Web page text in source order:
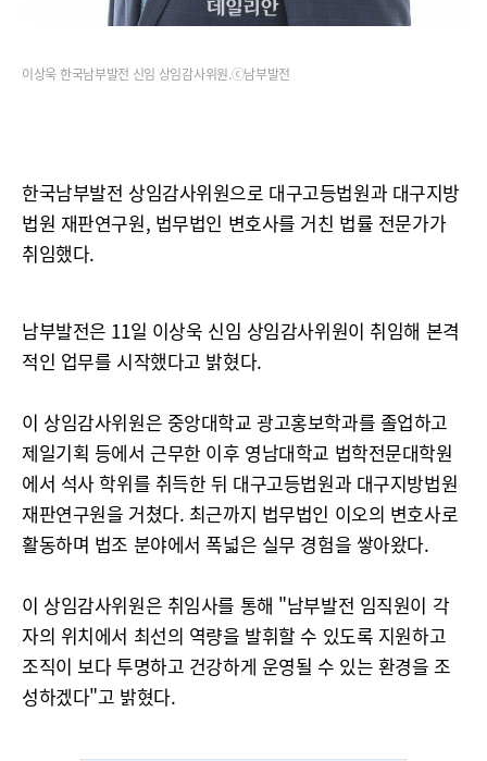
이상욱 한국남부발전 신임 상임감사위원.ⓒ남부발전
한국남부발전 상임감사위원으로 대구고등법원과 대구지방
법원 재판연구원, 법무법인 변호사를 거친 법률 전문가가
취임했다.
남부발전은 11일 이상욱 신임 상임감사위원이 취임해 본격
적인 업무를 시작했다고 밝혔다.
이 상임감사위원은 중앙대학교 광고홍보학과를 졸업하고
제일기획 등에서 근무한 이후 영남대학교 법학전문대학원
에서 석사 학위를 취득한 뒤 대구고등법원과 대구지방법원
재판연구원을 거쳤다. 최근까지 법무법인 이오의 변호사로
활동하며 법조 분야에서 폭넓은 실무 경험을 쌓아왔다.
이 상임감사위원은 취임사를 통해 "남부발전 임직원이 각
자의 위치에서 최선의 역량을 발휘할 수 있도록 지원하고
조직이 보다 투명하고 건강하게 운영될 수 있는 환경을 조
성하겠다"고 밝혔다.